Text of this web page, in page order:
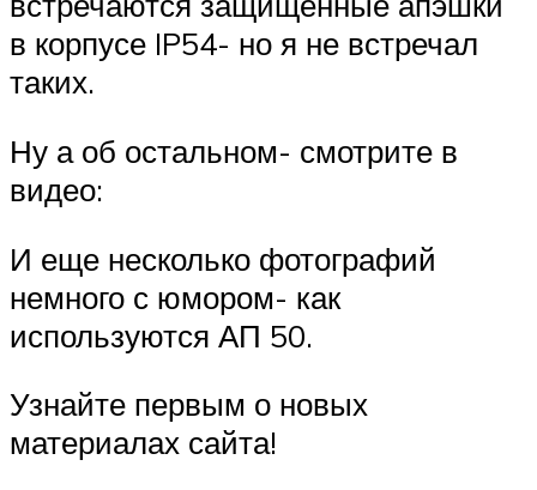
в корпусе IP54- но я не встречал
таких.
Ну а об остальном- смотрите в
видео:
И еще несколько фотографий
немного с юмором- как
используются АП 50.
Узнайте первым о новых
материалах сайта!